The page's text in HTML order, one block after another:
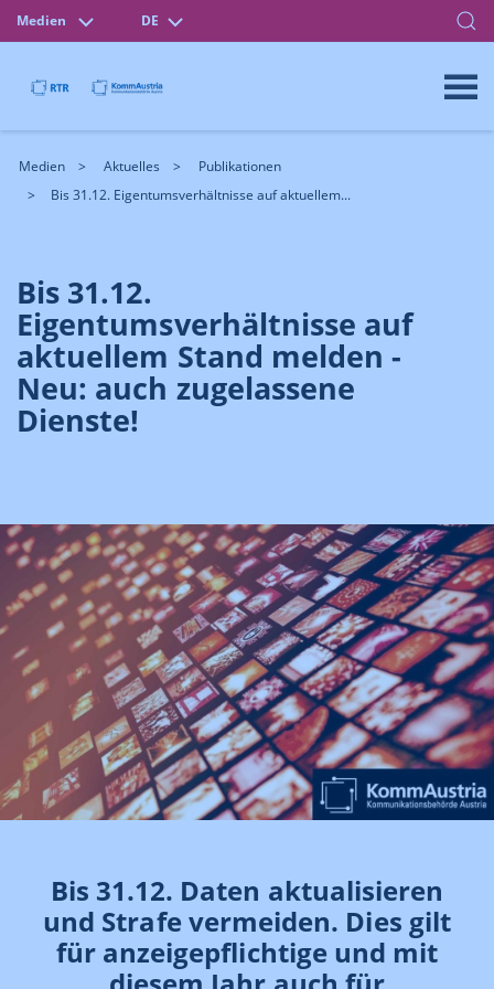
Medien DE
Medien Aktuelles
Publikationen
Bis 31.12. Eigentumsverhältnisse auf aktuellem...
Bis 31.12.
Eigentumsverhältnisse auf
aktuellem Stand melden -
Neu: auch zugelassene
Dienste!
Bis 31.12. Daten aktualisieren
und Strafe vermeiden. Dies gilt
für anzeigepflichtige und mit